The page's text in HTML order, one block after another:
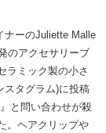
ナーのJuliette Malle
のアクセサリーブ
ラミック製の小さ
スタグラム)に投稿
と問い合わせが殺
。ヘアクリップや